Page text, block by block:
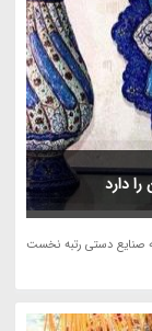
وزیر میراث فرهنگی کشور، ایران با 299 رشته صنایع دستی رتبه نخست